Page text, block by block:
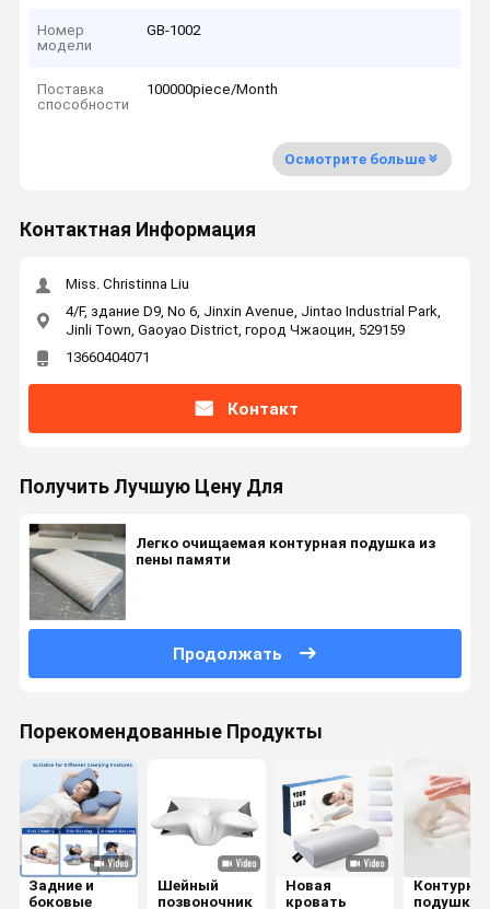
Номер
модели
GB-1002
Поставка
способности
100000piece/Month
Осмотрите больше
Контактная Информация
Miss. Christinna Liu
4/F, здание D9, No 6, Jinxin Avenue, Jintao Industrial Park,
Jinli Town, Gaoyao District, город Чжаоцин, 529159
13660404071
Контакт
Получить Лучшую Цену Для
Легко очищаемая контурная подушка из
пены памяти
Продолжать
Порекомендованные Продукты
Задние и
боковые
Шейный
позвоночник
Новая
кровать
подушка